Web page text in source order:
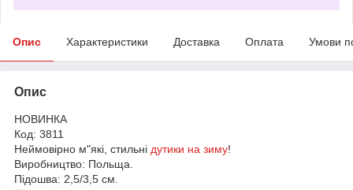
Опис Характеристики Доставка Оплата Умови
Опис
НОВИНКА
Код: 3811
Неймовірно м"які, стильні дутики на зиму!
Виробництво: Польща.
Підошва: 2,5/3,5 см.